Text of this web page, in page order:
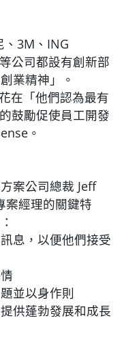
、3M、ING
公司都設有創新部
業精神」。
在「他們認為最有
鼓勵促使員工開發
。
案公司總裁 Jeff
案經理的關鍵特
息，以便他們接受
並以身作則
供蓬勃發展和成長